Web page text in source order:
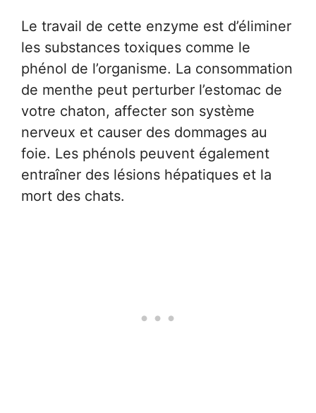
Le travail de cette enzyme est d’éliminer
les substances toxiques comme le
phénol de l’organisme. La consommation
de menthe peut perturber l’estomac de
votre chaton, affecter son système
nerveux et causer des dommages au
foie. Les phénols peuvent également
entraîner des lésions hépatiques et la
mort des chats.